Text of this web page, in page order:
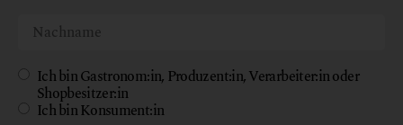
Ich bin Gastronom:in, Produzent:in, Verarbeiter:in oder
Shopbesitzer:in
Ich bin Konsument:in